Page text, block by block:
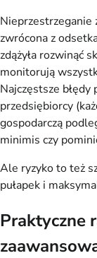
Nieprzestrzeganie
zwrócona z
zdążyła rozwinąć
monitorują
Najczęstsze
przedsiębiorcy
gospodarczą
minimis czy
Ale ryzyko to też
pułapek i
Praktyczne